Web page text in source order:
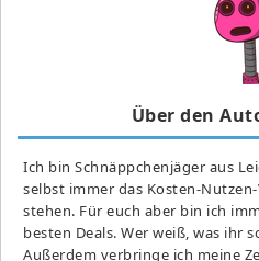
Über den
Ich bin Schnäppchenjäger aus
selbst immer das Kosten-
stehen. Für euch aber bin ich
besten Deals. Wer weiß, was ihr
Außerdem verbringe ich meine